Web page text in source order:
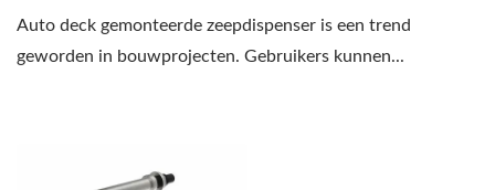
Auto deck gemonteerde zeepdispenser is een trend
geworden in bouwprojecten. Gebruikers kunnen...